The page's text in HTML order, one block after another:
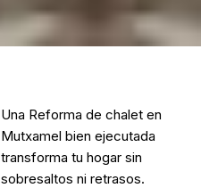
Una Reforma de chalet en
Mutxamel bien ejecutada
transforma tu hogar sin
sobresaltos ni retrasos.